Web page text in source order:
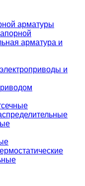
арматуры
арматура и
и